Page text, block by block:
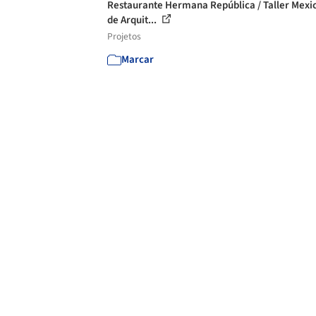
Restaurante Hermana República / Taller
de Arquit...
Projetos
Marcar